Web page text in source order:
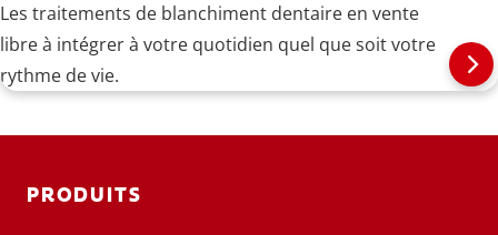
Les traitements de blanchiment dentaire en vente
libre à intégrer à votre quotidien quel que soit votre
rythme de vie.
PRODUITS